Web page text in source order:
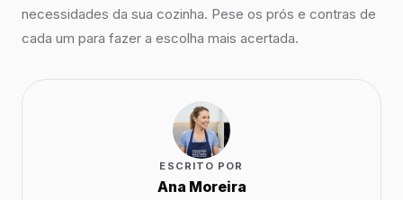
necessidades da sua cozinha. Pese os prós e contras de
cada um para fazer a escolha mais acertada.
ESCRITO POR
Ana Moreira